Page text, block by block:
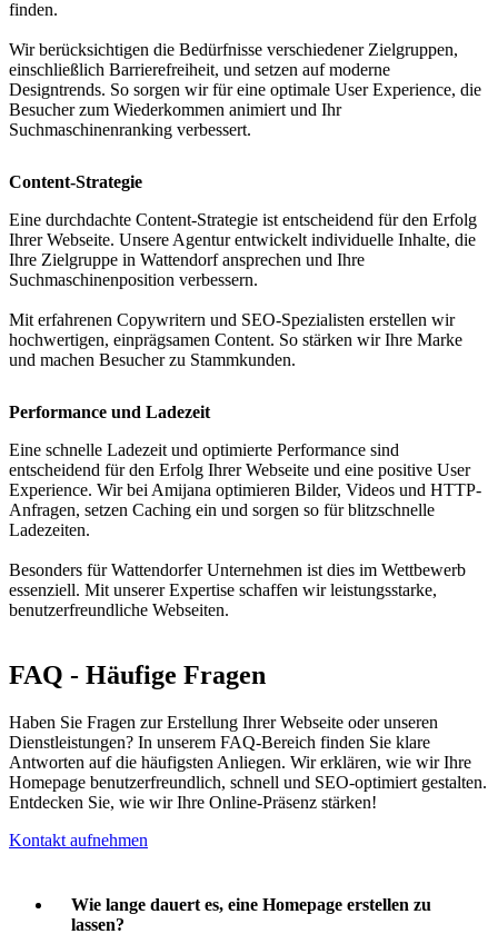
finden.
Wir berücksichtigen die Bedürfnisse verschiedener Zielgruppen,
einschließlich Barrierefreiheit, und setzen auf moderne
Designtrends. So sorgen wir für eine optimale User Experience, die
Besucher zum Wiederkommen animiert und Ihr
Suchmaschinenranking verbessert.
Content-Strategie
Eine durchdachte Content-Strategie ist entscheidend für den Erfolg
Ihrer Webseite. Unsere Agentur entwickelt individuelle Inhalte, die
Ihre Zielgruppe in Wattendorf ansprechen und Ihre
Suchmaschinenposition verbessern.
Mit erfahrenen Copywritern und SEO-Spezialisten erstellen wir
hochwertigen, einprägsamen Content. So stärken wir Ihre Marke
und machen Besucher zu Stammkunden.
Performance und Ladezeit
Eine schnelle Ladezeit und optimierte Performance sind
entscheidend für den Erfolg Ihrer Webseite und eine positive User
Experience. Wir bei Amijana optimieren Bilder, Videos und HTTP-
Anfragen, setzen Caching ein und sorgen so für blitzschnelle
Ladezeiten.
Besonders für Wattendorfer Unternehmen ist dies im Wettbewerb
essenziell. Mit unserer Expertise schaffen wir leistungsstarke,
benutzerfreundliche Webseiten.
FAQ - Häufige Fragen
Haben Sie Fragen zur Erstellung Ihrer Webseite oder unseren
Dienstleistungen? In unserem FAQ-Bereich finden Sie klare
Antworten auf die häufigsten Anliegen. Wir erklären, wie wir Ihre
Homepage benutzerfreundlich, schnell und SEO-optimiert gestalten.
Entdecken Sie, wie wir Ihre Online-Präsenz stärken!
Kontakt aufnehmen
Wie lange dauert es, eine Homepage erstellen zu
lassen?